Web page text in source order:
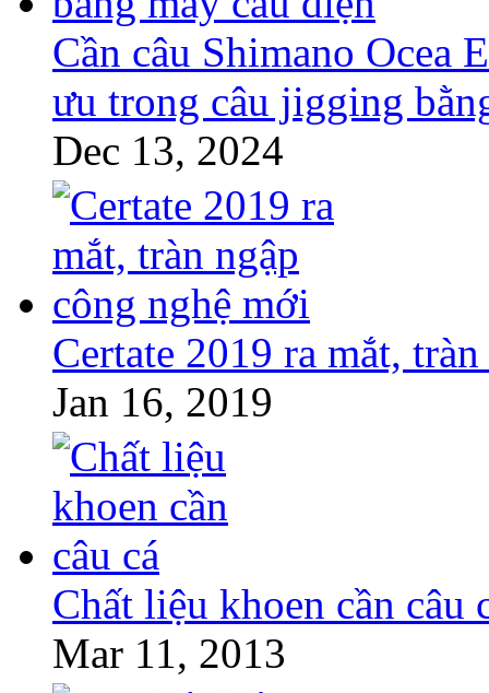
Cần câu Shimano Ocea
ưu trong câu jigging
Dec 13, 2024
Certate 2019 ra mắt,
Jan 16, 2019
Chất liệu khoen cần câu
Mar 11, 2013